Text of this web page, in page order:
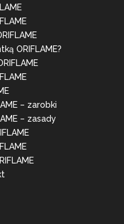
ORIFLAME?
– zarobki
– zasady